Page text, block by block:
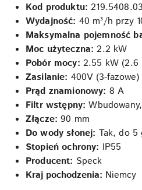
Kod produktu:
Wydajność: 40 m³/h przy
Maksymalna pojemność
Moc użyteczna: 2.2 kW
Pobór mocy: 2.55 kW (2.6
Zasilanie: 400V (3-fazowe)
Prąd znamionowy: 8 A
Filtr wstępny:
Złącze: 90 mm
Do wody słonej: Tak, do
Stopień ochrony: IP55
Producent: Speck
Kraj pochodzenia: Niemcy